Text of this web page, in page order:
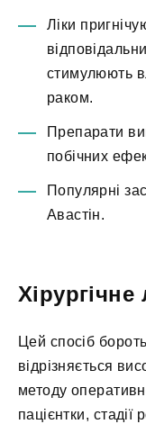
Ліки
стимулюють
раком.
Препарати
побічних
Популярні
Авастін.
Хірургічне
Цей спосіб
відрізняється
методу
пацієнтки,